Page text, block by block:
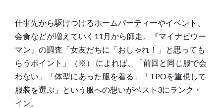
仕事先から駆けつけるホームパーティーやイベント、
会食などが増えていく11月から師走。『マイナビウー
マン』の調査「女友だちに「おしゃれ！」と思っても
らうポイント」（※） によれば、「前回と同じ服で会
わない」「体型にあった服を着る」「TPOを重視して
服装を選ぶ」という服への想いがベスト3にランク・
イン。